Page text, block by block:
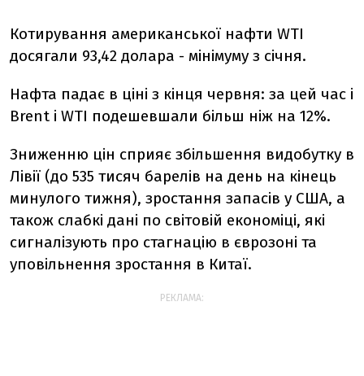
Котирування американської нафти WTI
досягали 93,42 долара - мінімуму з січня.
Нафта падає в ціні з кінця червня: за цей час і
Brent і WTI подешевшали більш ніж на 12%.
Зниженню цін сприяє збільшення видобутку в
Лівії (до 535 тисяч барелів на день на кінець
минулого тижня), зростання запасів у США, а
також слабкі дані по світовій економіці, які
сигналізують про стагнацію в єврозоні та
уповільнення зростання в Китаї.
РЕКЛАМА: